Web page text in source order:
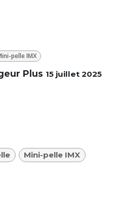
pelle IMX
Plus 15 juillet 2025
Mini-pelle IMX